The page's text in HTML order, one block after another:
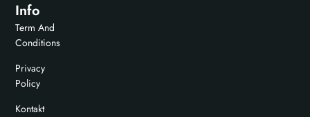
Info
Term And
Conditions
Privacy
Policy
Kontakt